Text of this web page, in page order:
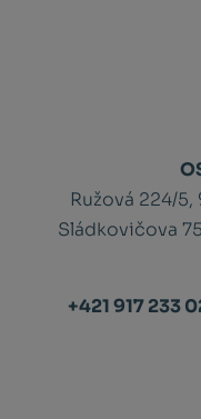
Ružová 224/
Sládkovičova
+421 917 233